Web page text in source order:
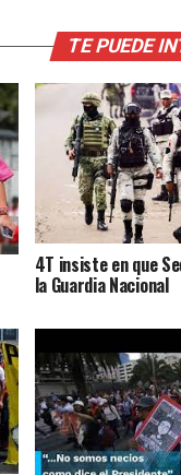
TE PUEDE
4T insiste en que
la Guardia Nacional